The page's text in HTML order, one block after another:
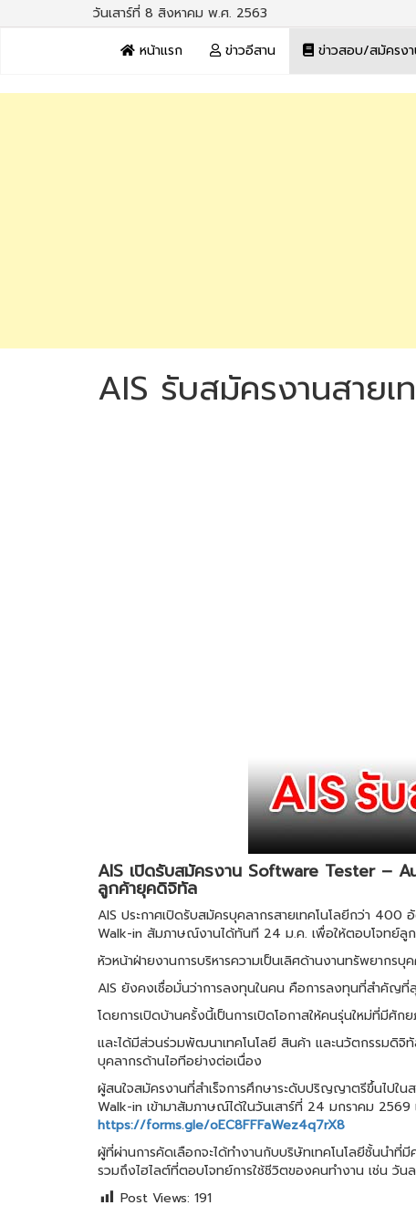
วันเสาร์ที่ 8 สิงหาคม พ.ศ. 2563
หน้าแรก
ข่าวอีสาน ข่าวสอบ/สมัครง
AIS รับสมัครงานสาย
AIS เปิดรับสมัครงาน Software Tester –
ลูกค้ายุคดิจิทัล
AIS ประกาศเปิดรับสมัครบุคลากรสายเทคโนโลยีกว่า
Walk-in สัมภาษณ์งานได้ทันที 24 ม.ค. เพื่อให้ตอบโจทย์ลูก
หัวหน้าฝ่ายงานการบริหารความเป็นเลิศด้านงานทรัพยากร
AIS ยังคงเชื่อมั่นว่าการลงทุนในคน คือการลงทุนที่สำคัญ
โดยการเปิดบ้านครั้งนี้เป็นการเปิดโอกาสให้คนรุ่นใหม่ที่มี
และได้มีส่วนร่วมพัฒนาเทคโนโลยี สินค้า และนวัตกรรมดิจิ
บุคลากรด้านไอทีอย่างต่อเนื่อง
ผู้สนใจสมัครงานที่สำเร็จการศึกษาระดับปริญญาตรีขึ้นไปใ
Walk-in เข้ามาสัมภาษณ์ได้ในวันเสาร์ที่ 24 มกราคม
https://forms.gle/oEC8FFFaWez4q7rX8
ผู้ที่ผ่านการคัดเลือกจะได้ทำงานกับบริษัทเทคโนโลยีชั้นนำ
รวมถึงไฮไลต์ที่ตอบโจทย์การใช้ชีวิตของคนทำงาน เช่น วั
Post Views: 191